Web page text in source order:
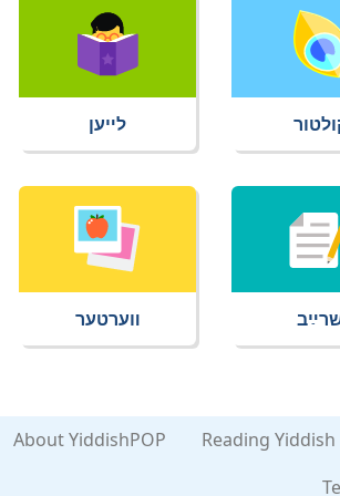
לײען
װערטער
About YiddishPOP Reading Yiddish